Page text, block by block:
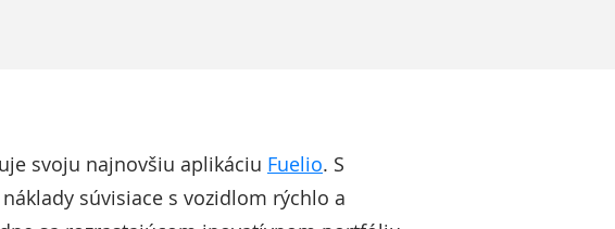
svoju najnovšiu aplikáciu Fuelio. S
súvisiace s vozidlom rýchlo a